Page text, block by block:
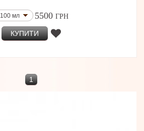
100 мл 5500 ГРН
КУПИТИ
1